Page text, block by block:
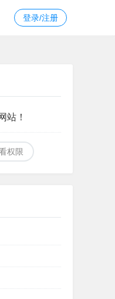
登录/注册
站！
权限